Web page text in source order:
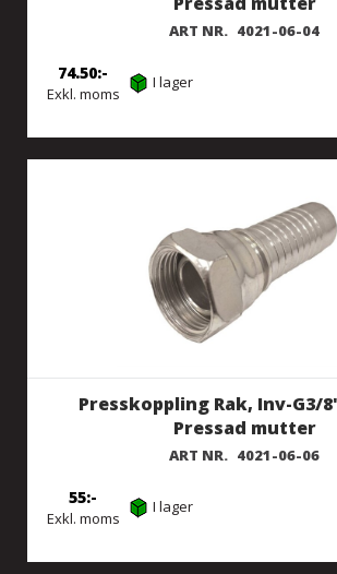
ART NR. 4021-06-04
Exkl. moms
74.50 I lager
Presskoppling Rak, Inv-G3/
Pressad mutter
ART NR. 4021-06-06
Exkl. moms
55 I lager